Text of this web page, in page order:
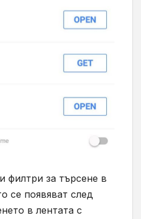
филтри за търсене в
се появяват след
в лентата с